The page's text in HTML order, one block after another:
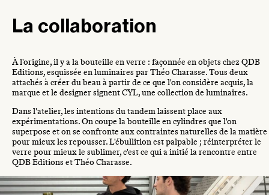
La collaboration
À l'origine, il y a la bouteille en verre : façonnée en objets chez QDB
Editions, esquissée en luminaires par Théo Charasse. Tous deux
attachés à créer du beau à partir de ce que l'on considère acquis, la
marque et le designer signent CYL, une collection de luminaires.
Dans l'atelier, les intentions du tandem laissent place aux
expérimentations. On coupe la bouteille en cylindres que l'on
superpose et on se confronte aux contraintes naturelles de la matière
pour mieux les repousser. L'ébullition est palpable ; réinterpréter le
verre pour mieux le sublimer, c'est ce qui a initié la rencontre entre
QDB Editions et Théo Charasse.